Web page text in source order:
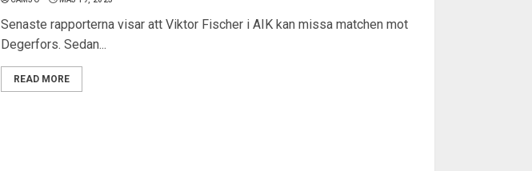
Senaste rapporterna visar att Viktor Fischer i AIK kan missa matchen mot
Degerfors. Sedan...
READ MORE